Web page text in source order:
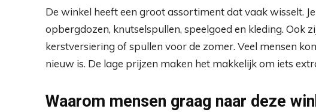
De winkel heeft een groot assortiment dat vaak wisselt.
opbergdozen, knutselspullen, speelgoed en kleding. Ook
kerstversiering of spullen voor de zomer. Veel mensen
nieuw is. De lage prijzen maken het makkelijk om iets
Waarom mensen graag naar deze